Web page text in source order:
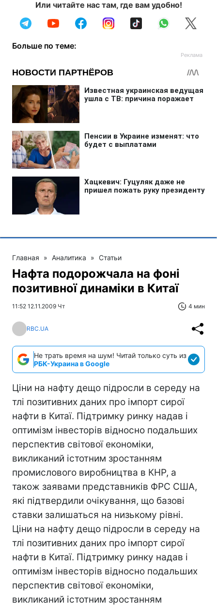
Или читайте нас там, где вам удобно!
Больше по теме:
Главная » Аналитика » Статьи
Нафта подорожчала на фоні
позитивної динаміки в Китаї
11:52 12.11.2009 Чт 4 мин
RBC.UA
Не трать время на шум! Читай только суть из
РБК-Украина в Google
Ціни на нафту дещо підросли в середу на
тлі позитивних даних про імпорт сирої
нафти в Китаї. Підтримку ринку надав і
оптимізм інвесторів відносно подальших
перспектив світової економіки,
викликаний істотним зростанням
промислового виробництва в КНР, а
також заявами представників ФРС США,
які підтвердили очікування, що базові
ставки залишаться на низькому рівні.
Ціни на нафту дещо підросли в середу на
тлі позитивних даних про імпорт сирої
нафти в Китаї. Підтримку ринку надав і
оптимізм інвесторів відносно подальших
перспектив світової економіки,
викликаний істотним зростанням